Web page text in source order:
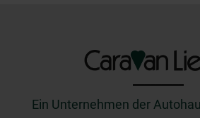
Ein Unternehmen der